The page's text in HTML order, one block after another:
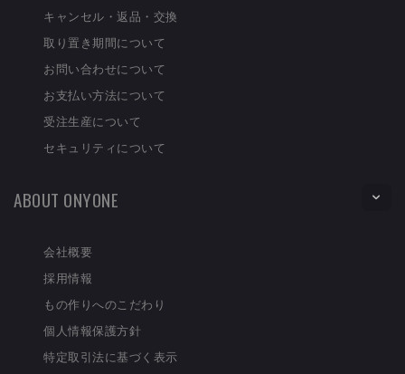
キャンセル・返品・交換
取り置き期間について
お問い合わせについて
お支払い方法について
受注生産について
セキュリティについて
ABOUT ONYONE
会社概要
採用情報
もの作りへのこだわり
個人情報保護方針
特定取引法に基づく表示